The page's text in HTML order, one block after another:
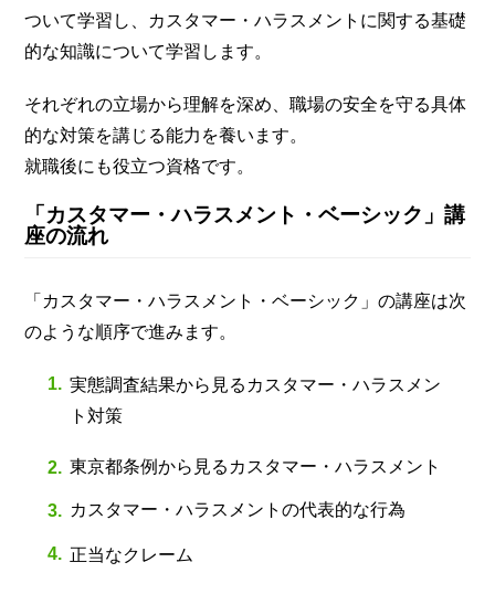
ついて学習し、カスタマー・ハラスメントに関する基礎
的な知識について学習します。
それぞれの立場から理解を深め、職場の安全を守る具体
的な対策を講じる能力を養います。
就職後にも役立つ資格です。
「カスタマー・ハラスメント・ベーシック」講
座の流れ
「カスタマー・ハラスメント・ベーシック」の講座は次
のような順序で進みます。
実態調査結果から見るカスタマー・ハラスメン
ト対策
東京都条例から見るカスタマー・ハラスメント
カスタマー・ハラスメントの代表的な行為
正当なクレーム